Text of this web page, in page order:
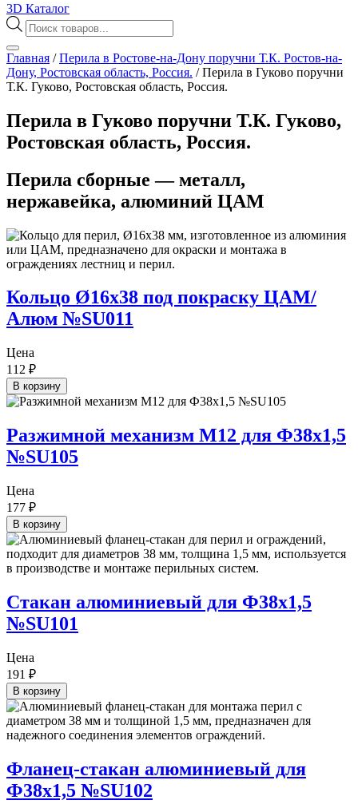
3D Каталог
Поиск
товаров
Главная /Перила в Ростове-на-Дону поручни Т.К. Ростов-на-
Дону, Ростовская область, Россия. /Перила в Гуково поручни
Т.К. Гуково, Ростовская область, Россия.
Перила в Гуково поручни Т.К. Гуково,
Ростовская область, Россия.
Перила сборные — металл,
нержавейка, алюминий ЦАМ
Кольцо Ø16х38 под покраску ЦАМ/
Алюм №SU011
Цена
112 ₽
В корзину
Разжимной механизм М12 для Ф38х1,5
№SU105
Цена
177 ₽
В корзину
Cтакан алюминиевый для Ф38х1,5
№SU101
Цена
191 ₽
В корзину
Фланец-стакан алюминиевый для
Ф38х1,5 №SU102